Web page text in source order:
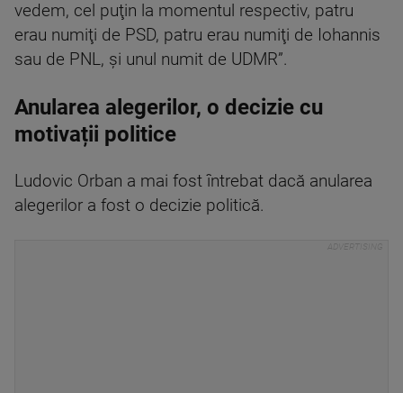
vedem, cel puţin la momentul respectiv, patru
erau numiţi de PSD, patru erau numiţi de Iohannis
sau de PNL, şi unul numit de UDMR”.
Anularea alegerilor, o decizie cu
motivații politice
Ludovic Orban a mai fost întrebat dacă anularea
alegerilor a fost o decizie politică.